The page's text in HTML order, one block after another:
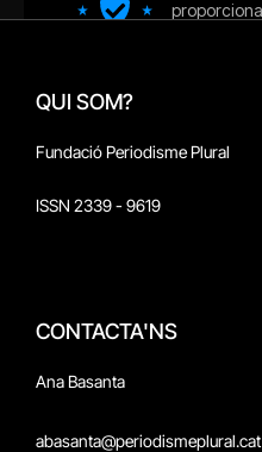
QUI SOM?
Fundació Periodisme Plural
ISSN 2339 - 9619
CONTACTA'NS
Ana Basanta
abasanta@periodismeplural.cat